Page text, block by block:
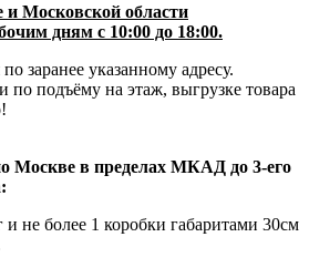
и Московской области
дням с 10:00 до 18:00.
заранее указанному адресу.
по подъёму на этаж, выгрузке товара
Москве в пределах МКАД до 3-его
и не более 1 коробки габаритами 30см